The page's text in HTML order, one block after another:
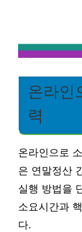
온라인
력
온라인으로
은 연말정산
실행 방법을
소요시간과
다.